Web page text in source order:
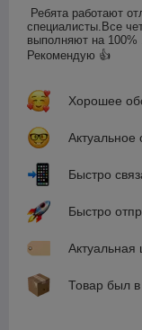
Ребята работают
специалисты.Все
выполняют на 100%
Рекомендую 👍
Хорошее
Актуальное
Быстро
Быстро
Актуальная
Товар был